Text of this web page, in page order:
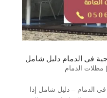
مظلات الدمام
في الدمام – دليل شامل إذا